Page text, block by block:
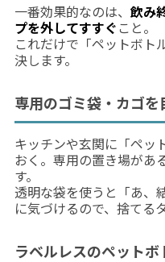
一番効果的なのは、 飲み
プを外してすすぐ こと。
これだけで「ペットボト
決します。
専用のゴミ袋・カゴを
キッチンや玄関に「ペッ
おく。専用の置き場があ
す。
透明な袋を使うと「あ、
に気づけるので、捨てる
ラベルレスのペット